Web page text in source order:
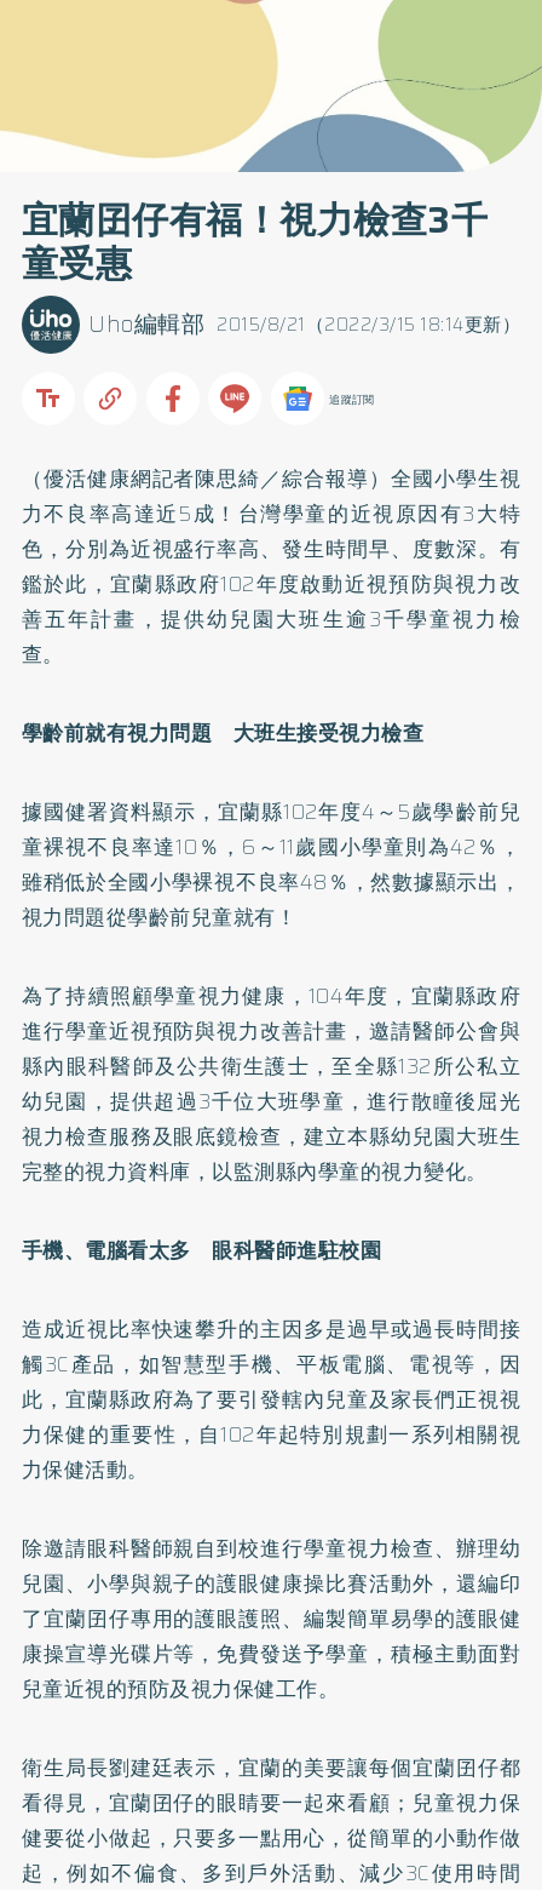
宜蘭囝仔有福！視力檢查3千
童受惠
2015/8/21（2022/3/15 18:14更新）
Uho編輯部
追蹤訂閱
（優活健康網記者陳思綺／綜合報導）全國小學生視
力不良率高達近5成！台灣學童的近視原因有3大特
色，分別為近視盛行率高、發生時間早、度數深。有
鑑於此，宜蘭縣政府102年度啟動近視預防與視力改
善五年計畫，提供幼兒園大班生逾3千學童視力檢
查。
學齡前就有視力問題 大班生接受視力檢查
據國健署資料顯示，宜蘭縣102年度4～5歲學齡前兒
童裸視不良率達10％，6～11歲國小學童則為42％，
雖稍低於全國小學裸視不良率48％，然數據顯示出，
視力問題從學齡前兒童就有！
為了持續照顧學童視力健康，104年度，宜蘭縣政府
進行學童近視預防與視力改善計畫，邀請醫師公會與
縣內眼科醫師及公共衛生護士，至全縣132所公私立
幼兒園，提供超過3千位大班學童，進行散瞳後屈光
視力檢查服務及眼底鏡檢查，建立本縣幼兒園大班生
完整的視力資料庫，以監測縣內學童的視力變化。
手機、電腦看太多 眼科醫師進駐校園
造成近視比率快速攀升的主因多是過早或過長時間接
觸3C產品，如智慧型手機、平板電腦、電視等，因
此，宜蘭縣政府為了要引發轄內兒童及家長們正視視
力保健的重要性，自102年起特別規劃一系列相關視
力保健活動。
除邀請眼科醫師親自到校進行學童視力檢查、辦理幼
兒園、小學與親子的護眼健康操比賽活動外，還編印
了宜蘭囝仔專用的護眼護照、編製簡單易學的護眼健
康操宣導光碟片等，免費發送予學童，積極主動面對
兒童近視的預防及視力保健工作。
衛生局長劉建廷表示，宜蘭的美要讓每個宜蘭囝仔都
看得見，宜蘭囝仔的眼睛要一起來看顧；兒童視力保
健要從小做起，只要多一點用心，從簡單的小動作做
起，例如不偏食、多到戶外活動、減少3C使用時間